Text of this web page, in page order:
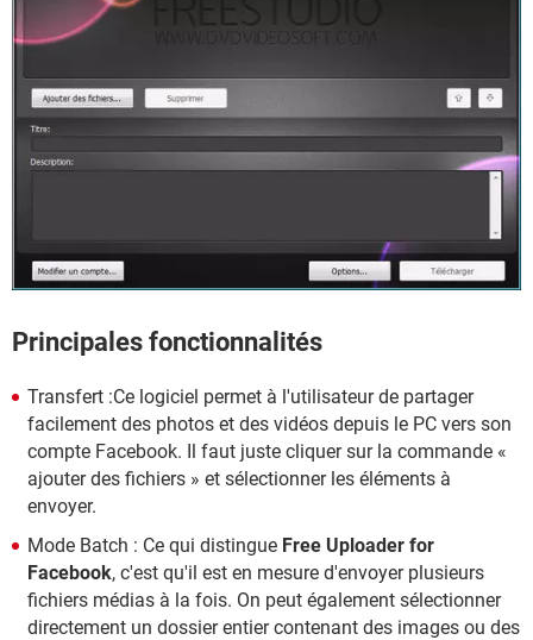
Principales fonctionnalités
Transfert :Ce logiciel permet à l'utilisateur de partager
facilement des photos et des vidéos depuis le PC vers son
compte Facebook. Il faut juste cliquer sur la commande «
ajouter des fichiers » et sélectionner les éléments à
envoyer.
Mode Batch : Ce qui distingue Free Uploader for
Facebook, c'est qu'il est en mesure d'envoyer plusieurs
fichiers médias à la fois. On peut également sélectionner
directement un dossier entier contenant des images ou des